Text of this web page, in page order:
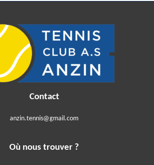
Contact
anzin.tennis@gmail.com
Où nous trouver ?